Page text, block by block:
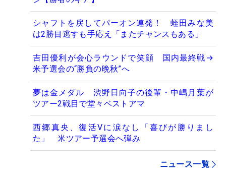
シャフトを戻してパーオン連発！ 蛭田みな美
は2勝目逃すも手応え「またチャンスもある」
吉田優利が会心ラウンドで笑顔 国内最終戦→
米予選会の“勝負の晩秋”へ
夢は金メダル 渋野日向子の後輩・中嶋月葉が
ツアー2戦目で堂々ベストアマ
西郷真央、復活Vに涙なし「喜びが勝りまし
た」 米ツアー予選会へ弾み
ニュース一覧